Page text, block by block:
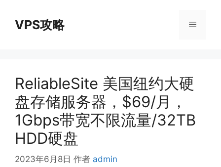
VPS攻略 菜
ReliableSite 美国纽约大硬
盘存储服务器，$69/月，
1Gbps带宽不限流量/32TB
HDD硬盘
2023年6月8日 作者 admin